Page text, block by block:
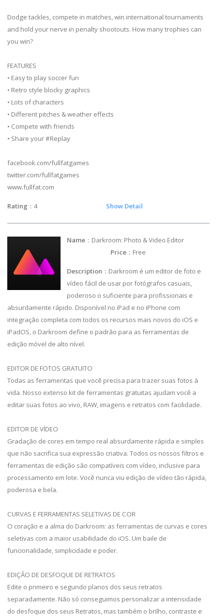
Dodge tackles, compete in matches, win international tournaments
and hold your nerve in penalty shootouts. How many trophies can
you win?
FEATURES
• Easy to play soccer fun
• Retro style blocky graphics
• Lots of characters
• Different pitches & weather effects
• Compete with friends
• Share your #Replay
facebook.com/fullfatgames
twitter.com/fullfatgames
www.fullfat.com
Rating ：4 Show Detail
Name ：Darkroom: Photo & Video Editor
Price ：Free
Description ：Darkroom é um editor de foto e
vídeo fácil de usar por fotógrafos casuais,
poderoso o suficiente para profissionais e
absurdamente rápido. Disponível no iPad e no iPhone com
integração completa com todos os recursos mais novos do iOS e
iPadOS, o Darkroom define o padrão para as ferramentas de
edição móvel de alto nível.
EDITOR DE FOTOS GRATUITO
Todas as ferramentas que você precisa para trazer suas fotos à
vida. Nosso extenso kit de ferramentas gratuitas ajudam você a
editar suas fotos ao vivo, RAW, imagens e retratos com facilidade.
EDITOR DE VÍDEO
Gradação de cores em tempo real absurdamente rápida e simples
que não sacrifica sua expressão criativa. Todos os nossos filtros e
ferramentas de edição são compatíveis com vídeo, inclusive para
processamento em lote. Você nunca viu edição de vídeo tão rápida,
poderosa e bela.
CURVAS E FERRAMENTAS SELETIVAS DE COR
O coração e a alma do Darkroom: as ferramentas de curvas e cores
seletivas com a maior usabilidade do iOS. Um baile de
funcionalidade, simplicidade e poder.
EDIÇÃO DE DESFOQUE DE RETRATOS
Edite o primeiro e segundo planos dos seus retratos
separadamente. Não só conseguimos personalizar a intensidade
do desfoque dos seus Retratos, mas também o brilho, contraste e